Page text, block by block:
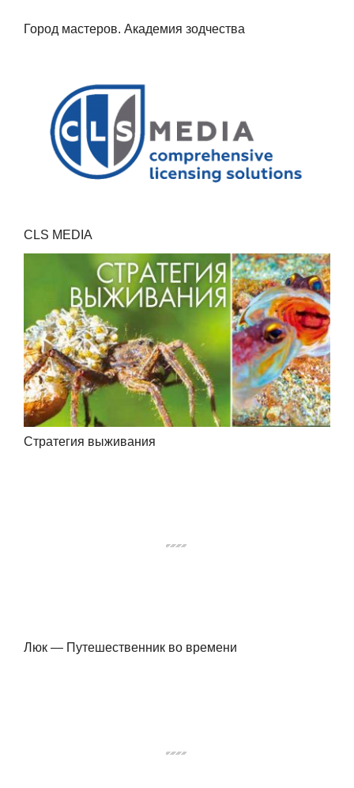
Город мастеров. Академия зодчества
CLS MEDIA
Стратегия выживания
Люк — Путешественник во времени